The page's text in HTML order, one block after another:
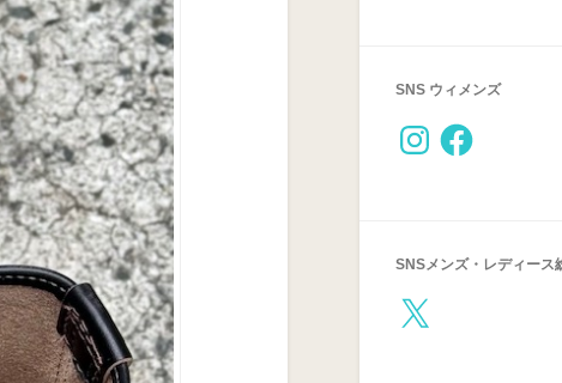
SNS ウィメンズ
SNSメンズ・レディース